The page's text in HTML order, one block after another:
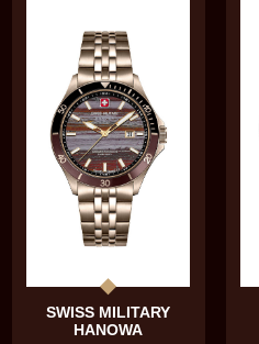
SWISS MILITARY
HANOWA